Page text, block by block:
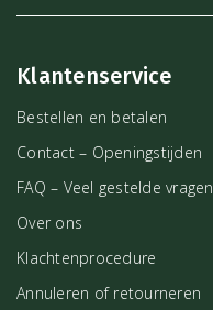
Klantenservice
Bestellen en betalen
Contact – Openingstijden
FAQ – Veel gestelde vragen
Over ons
Klachtenprocedure
Annuleren of retourneren